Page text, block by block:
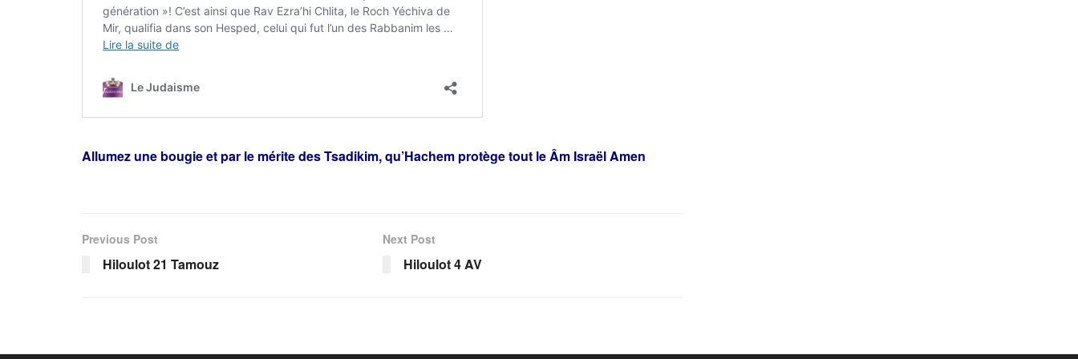
Allumez une bougie et par le mérite des Tsadikim, qu’Hachem protège tout le Âm Israël Amen
Previous Post
Hiloulot 21 Tamouz
Next Post
Hiloulot 4 AV